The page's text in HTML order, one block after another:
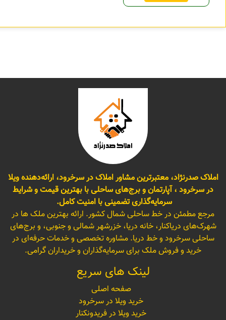
املاک صدرنژاد، معتبرترین مشاور املاک در سرخرود، ارائه‌دهنده ویلا
در سرخرود ، آپارتمان و برج‌های ساحلی با بهترین قیمت و شرایط
سرمایه‌گذاری تضمینی با امنیت کامل.
مرجع مطمئن در خط ساحلی شمال کشور. ارائه بهترین ملک ها در
شهرک‌های دریاکنار، خانه دریا، خزرشهر شمالی و جنوبی، و برج‌های
ساحلی سرخرود و خط دریا. مشاوره تخصصی و خدمات حرفه‌ای در
خرید و فروش ملک برای سرمایه‌گذاران و خریداران گرامی.
لینک های سریع
صفحه اصلی
خرید ویلا در سرخرود
خرید ویلا در فریدونکنار